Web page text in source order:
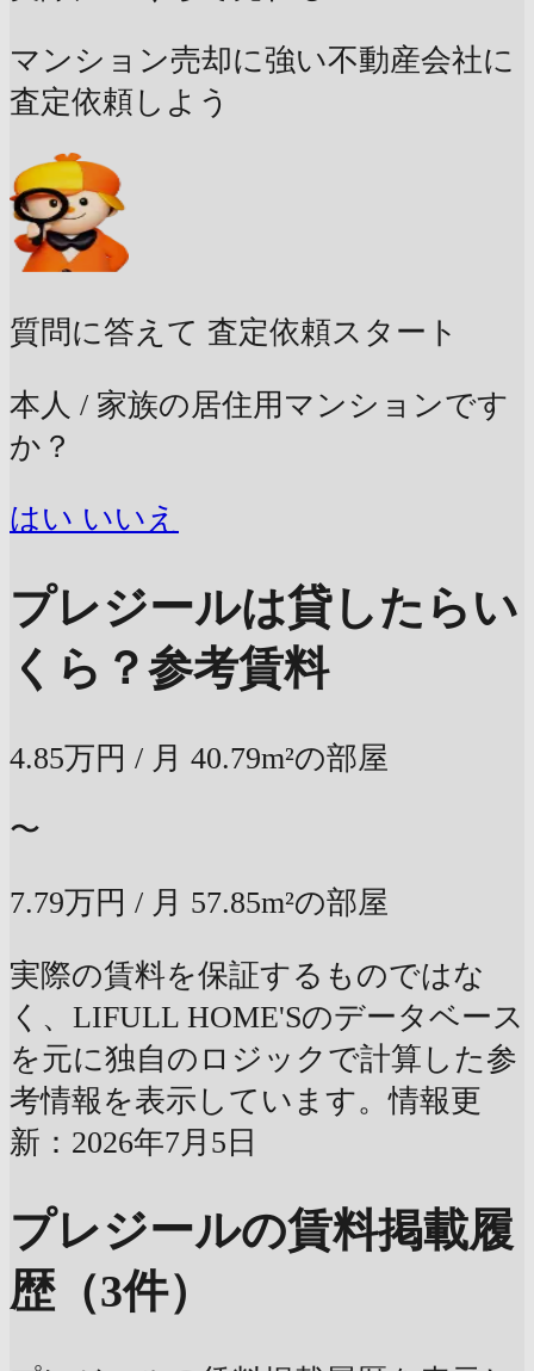
マンション売却に強い不動産会社に
査定依頼しよう
質問に答えて 査定依頼スタート
本人 / 家族の居住用マンションです
か？
はい いいえ
プレジールは貸したらい
くら？参考賃料
4.85万円 / 月 40.79m²の部屋
〜
7.79万円 / 月 57.85m²の部屋
実際の賃料を保証するものではな
く、LIFULL HOME'Sのデータベース
を元に独自のロジックで計算した参
考情報を表示しています。情報更
新：2026年7月5日
プレジールの賃料掲載履
歴（3件）